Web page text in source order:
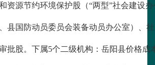
资源节约环境保护股（“两型”社会建设
县国防动员委员会装备动员办公室）、
批股。下属5个二级机构：岳阳县价格